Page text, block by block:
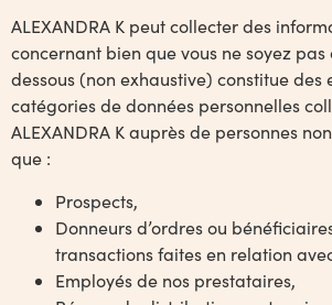
ALEXANDRA K peut collecter des
concernant bien que vous ne soyez
dessous (non exhaustive) constitue des
catégories de données personnelles
ALEXANDRA K auprès de personnes
que :
Prospects,
Donneurs d’ordres ou
transactions faites en relation
Employés de nos prestataires,